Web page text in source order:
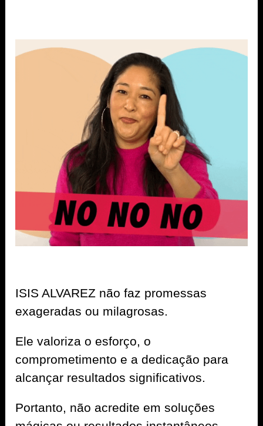
ISIS ALVAREZ não faz promessas
exageradas ou milagrosas.
Ele valoriza o esforço, o
comprometimento e a dedicação para
alcançar resultados significativos.
Portanto, não acredite em soluções